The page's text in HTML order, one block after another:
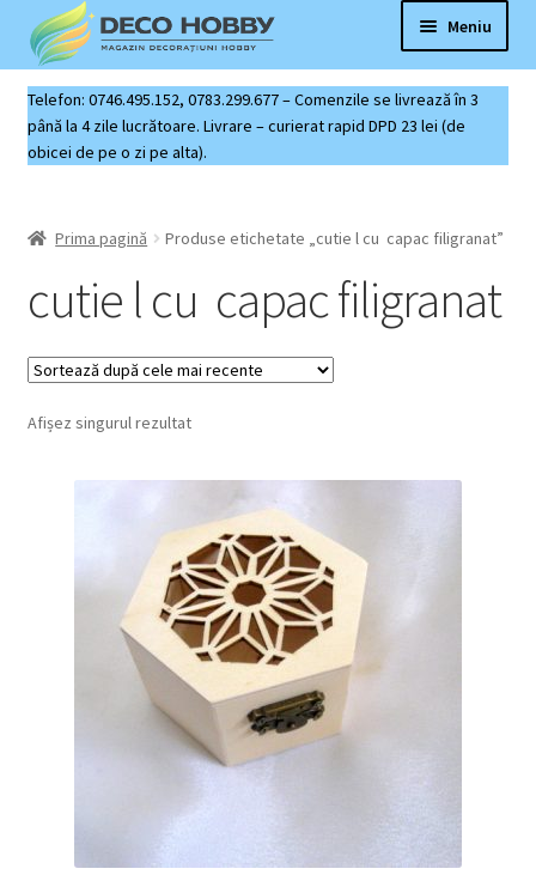
Sari
la
navigare
Sari
la
conținut
Meniu
Deco Hobby
Contact
Coș produse
Telefon: 0746.495.152, 0783.299.677 – Comenzile se livrează în 3
până la 4 zile lucrătoare. Livrare – curierat rapid DPD 23 lei (de
obicei de pe o zi pe alta).
Prima pagină Produse etichetate „cutie l cu capac filigranat”
cutie l cu capac filigranat
Afișez singurul rezultat